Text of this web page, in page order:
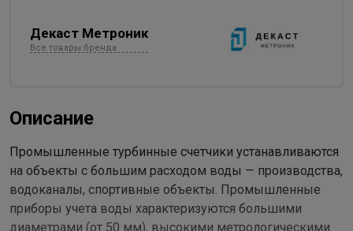
Декаст Метроник
Все товары бренда
Описание
Промышленные турбинные счетчики устанавливаются
на объекты с большим расходом воды — производства,
водоканалы, спортивные объекты. Промышленные
приборы учета воды характеризуются большими
диаметрами (от 50 мм), высокими метрологическими